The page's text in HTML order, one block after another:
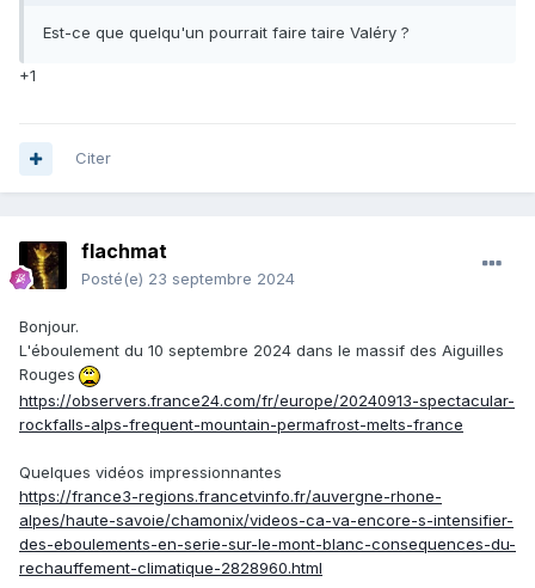
Est-ce que quelqu'un pourrait faire taire Valéry ?
+1
Citer
flachmat
Posté(e) 23 septembre 2024
Bonjour.
L'éboulement du 10 septembre 2024 dans le massif des Aiguilles
Rouges
https://observers.france24.com/fr/europe/20240913-spectacular-
rockfalls-alps-frequent-mountain-permafrost-melts-france
Quelques vidéos impressionnantes
https://france3-regions.francetvinfo.fr/auvergne-rhone-
alpes/haute-savoie/chamonix/videos-ca-va-encore-s-intensifier-
des-eboulements-en-serie-sur-le-mont-blanc-consequences-du-
rechauffement-climatique-2828960.html